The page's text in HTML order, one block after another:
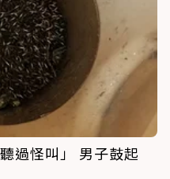
過怪叫」 男子鼓起